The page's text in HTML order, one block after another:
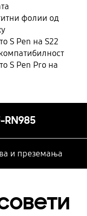
фолии од
S Pen на S22
S Pen Pro на
RN985
и преземања